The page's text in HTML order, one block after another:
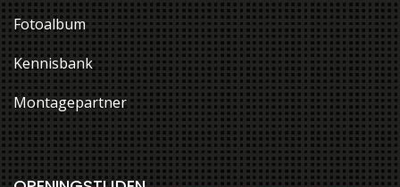
Fotoalbum
Kennisbank
Montagepartner